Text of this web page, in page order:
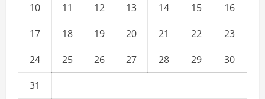
10
11 12 13 14 15
16
17
18 19 20 21 22
23
24
25 26 27 28 29
30
31